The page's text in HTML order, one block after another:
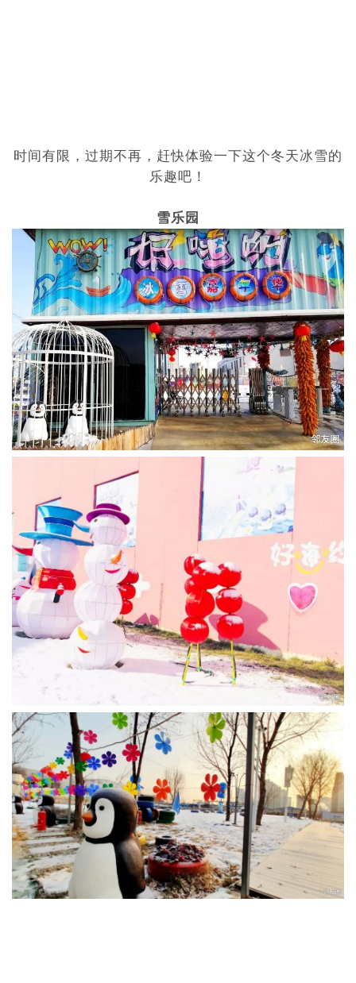
时间有限，过期不再，赶快体验一下这个冬天冰雪的
乐趣吧！
雪乐园